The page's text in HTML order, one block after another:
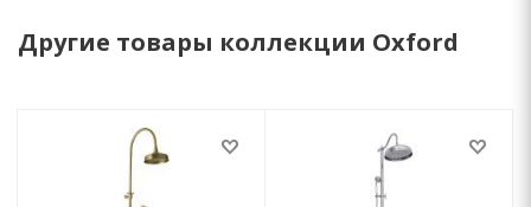
Другие товары коллекции Oxford